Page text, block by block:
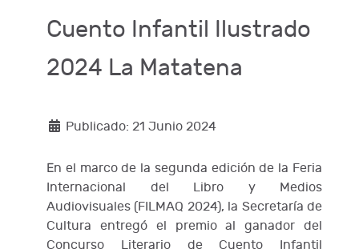
Cuento Infantil Ilustrado
2024 La Matatena
Publicado: 21 Junio 2024
En el marco de la segunda edición de la Feria
Internacional del Libro y Medios
Audiovisuales (FILMAQ 2024), la Secretaría de
Cultura entregó el premio al ganador del
Concurso Literario de Cuento Infantil